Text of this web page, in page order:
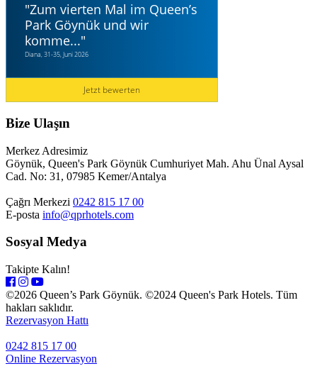
"Zum vierten Mal im Queen’s
Park Göynük und wir
komme..."
Diana, 31-35, Juni 2026
Jetzt bewerten
Bize Ulaşın
Merkez Adresimiz
Göynük, Queen's Park Göynük Cumhuriyet Mah. Ahu Ünal Aysal
Cad. No: 31, 07985 Kemer/Antalya
Çağrı Merkezi 0242 815 17 00
E-posta info@qprhotels.com
Sosyal Medya
Takipte Kalın!
©2026 Queen’s Park Göynük. ©2024 Queen's Park Hotels. Tüm
hakları saklıdır.
Rezervasyon Hattı
0242 815 17 00
Online Rezervasyon